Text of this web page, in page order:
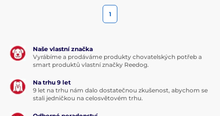
1
Naše vlastní značka
Vyrábíme a prodáváme produkty chovatelských potřeb a
smart produktů vlastní značky Reedog.
Na trhu 9 let
9 let na trhu nám dalo dostatečnou zkušenost, abychom se
stali jedničkou na celosvětovém trhu.